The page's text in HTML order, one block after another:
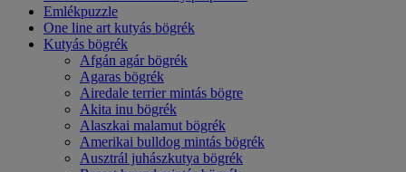
Emlékpuzzle
One line art kutyás bögrék
Kutyás bögrék
Afgán agár bögrék
Agaras bögrék
Airedale terrier mintás bögre
Akita inu bögrék
Alaszkai malamut bögrék
Amerikai bulldog mintás bögrék
Ausztrál juhászkutya bögrék